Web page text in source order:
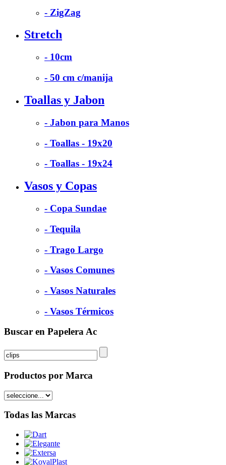
- ZigZag
Stretch
- 10cm
- 50 cm c/manija
Toallas y Jabon
- Jabon para Manos
- Toallas - 19x20
- Toallas - 19x24
Vasos y Copas
- Copa Sundae
- Tequila
- Trago Largo
- Vasos Comunes
- Vasos Naturales
- Vasos Térmicos
Buscar en Papelera Ac
Productos por Marca
Todas las Marcas